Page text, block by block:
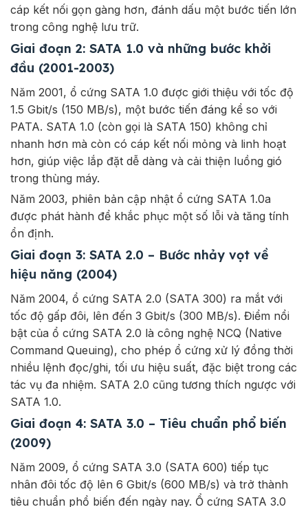
cáp kết nối gọn gàng hơn, đánh dấu một bước tiến lớn
trong công nghệ lưu trữ.
Giai đoạn 2: SATA 1.0 và những bước khởi
đầu (2001-2003)
Năm 2001, ổ cứng SATA 1.0 được giới thiệu với tốc độ
1.5 Gbit/s (150 MB/s), một bước tiến đáng kể so với
PATA. SATA 1.0 (còn gọi là SATA 150) không chỉ
nhanh hơn mà còn có cáp kết nối mỏng và linh hoạt
hơn, giúp việc lắp đặt dễ dàng và cải thiện luồng gió
trong thùng máy.
Năm 2003, phiên bản cập nhật ổ cứng SATA 1.0a
được phát hành để khắc phục một số lỗi và tăng tính
ổn định.
Giai đoạn 3: SATA 2.0 – Bước nhảy vọt về
hiệu năng (2004)
Năm 2004, ổ cứng SATA 2.0 (SATA 300) ra mắt với
tốc độ gấp đôi, lên đến 3 Gbit/s (300 MB/s). Điểm nổi
bật của ổ cứng SATA 2.0 là công nghệ NCQ (Native
Command Queuing), cho phép ổ cứng xử lý đồng thời
nhiều lệnh đọc/ghi, tối ưu hiệu suất, đặc biệt trong các
tác vụ đa nhiệm. SATA 2.0 cũng tương thích ngược với
SATA 1.0.
Giai đoạn 4: SATA 3.0 – Tiêu chuẩn phổ biến
(2009)
Năm 2009, ổ cứng SATA 3.0 (SATA 600) tiếp tục
nhân đôi tốc độ lên 6 Gbit/s (600 MB/s) và trở thành
tiêu chuẩn phổ biến đến ngày nay. Ổ cứng SATA 3.0